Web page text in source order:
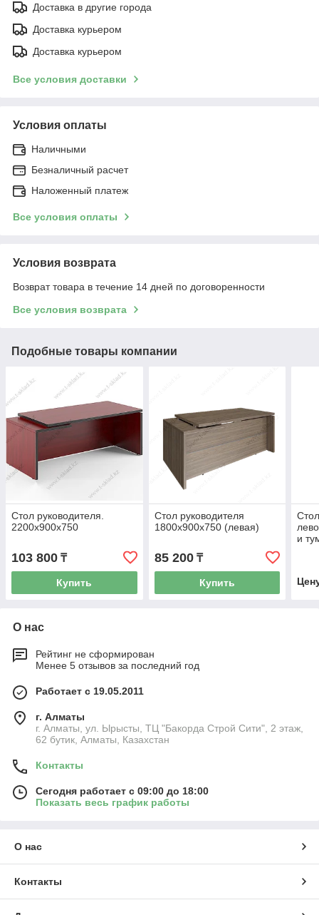
Доставка в другие города
Доставка курьером
Доставка курьером
Все условия доставки
Условия оплаты
Наличными
Безналичный расчет
Наложенный платеж
Все условия оплаты
Условия возврата
Возврат товара в течение 14 дней по договоренности
Все условия возврата
Подобные товары компании
Стол руководителя.
2200х900х750
103 800 ₸
Купить
Стол руководителя
1800х900х750 (левая)
85 200₸
Купить
и
О нас
Рейтинг не сформирован
Менее 5 отзывов за последний год
Работает с 19.05.2011
г. Алматы
г. Алматы, ул. Ырысты, ТЦ "Бакорда Строй Сити", 2 этаж,
62 бутик, Алматы, Казахстан
Контакты
Сегодня работает с 09:00 до 18:00
Показать весь график работы
О нас
Контакты